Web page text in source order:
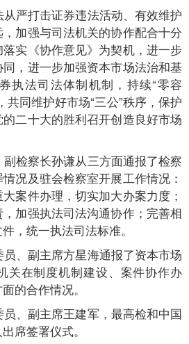
严打击证券违法活动、有效维护
加强与司法机关的协作配合十分
实《协作意见》为契机，进一步
，进一步加强资本市场法治和基
执法司法体制机制，持续“零容
共同维护好市场“三公”秩序，保护
二十大的胜利召开创造良好市场
检察长孙谦从三方面通报了检察
况及驻会检察室开展工作情况：
案件办理，切实加大办案力度；
加强执法司法沟通协作；完善相
，统一执法司法标准。
、副主席方星海通报了资本市场
关在制度机制建设、案件协作办
的合作情况。
、副主席王建军，最高检和中国
席签署仪式。